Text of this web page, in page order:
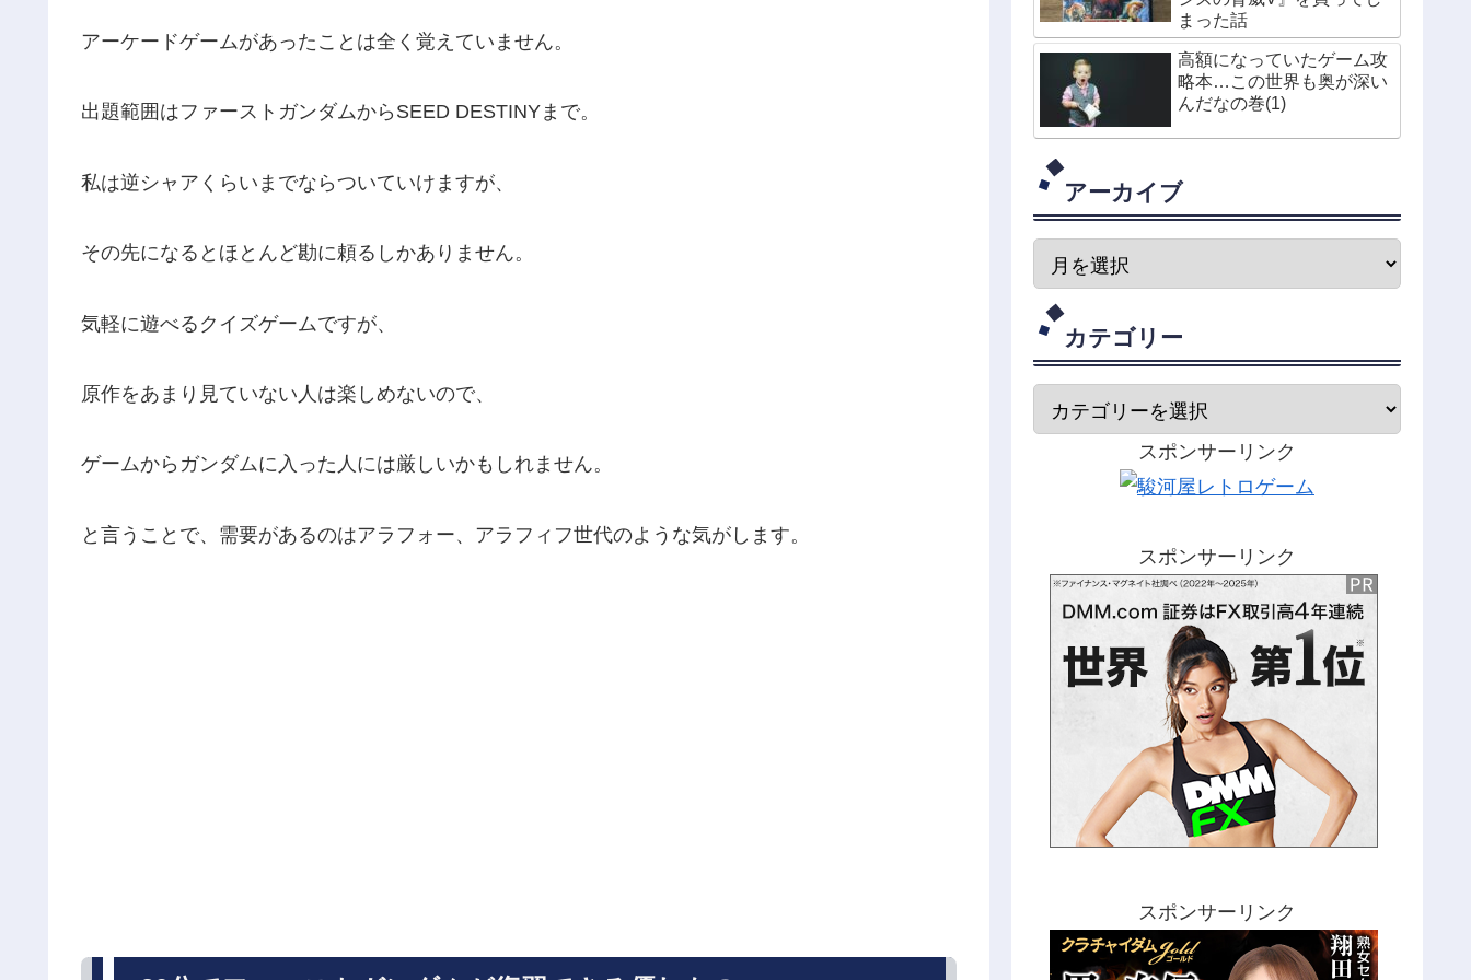
アーケードゲームがあったことは全く覚えていません。
出題範囲はファーストガンダムからSEED DESTINYまで。
私は逆シャアくらいまでならついていけますが、
その先になるとほとんど勘に頼るしかありません。
気軽に遊べるクイズゲームですが、
原作をあまり見ていない人は楽しめないので、
ゲームからガンダムに入った人には厳しいかもしれません。
と言うことで、需要があるのはアラフォー、アラフィフ世代のような気がします。
まった話
高額になっていたゲーム攻
略本…この世界も奥が深い
んだなの巻(1)
アーカイブ
カテゴリー
スポンサーリンク
スポンサーリンク
スポンサーリンク